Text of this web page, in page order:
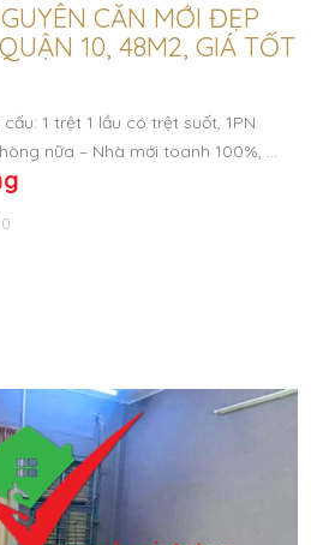
CĂN MỚI ĐẸP
10, 48M2, GIÁ TỐT
1 trệt 1 lầu có trệt suốt, 1PN
nữa – Nhà mới toanh 100%, …